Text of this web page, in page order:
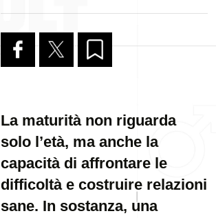
La maturità non riguarda
solo l’età, ma anche la
capacità di affrontare le
difficoltà e costruire relazioni
sane. In sostanza, una